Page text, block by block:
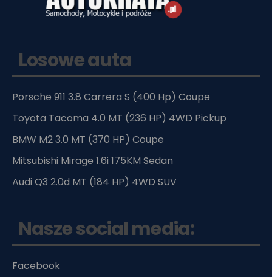
Losowe auta
Porsche 911 3.8 Carrera S (400 Hp) Coupe
Toyota Tacoma 4.0 MT (236 HP) 4WD Pickup
BMW M2 3.0 MT (370 HP) Coupe
Mitsubishi Mirage 1.6i 175KM Sedan
Audi Q3 2.0d MT (184 HP) 4WD SUV
Nasze social media:
Facebook